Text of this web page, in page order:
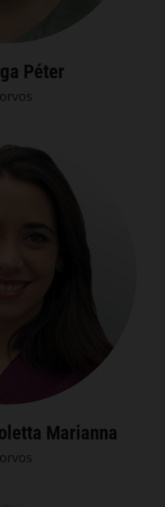
Péter
Marianna